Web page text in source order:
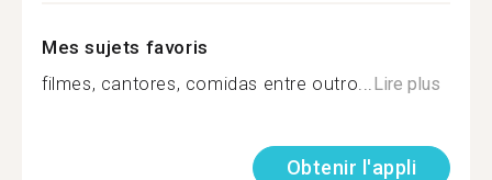
Mes sujets favoris
filmes, cantores, comidas entre outro...Lire plus
Obtenir l'appli